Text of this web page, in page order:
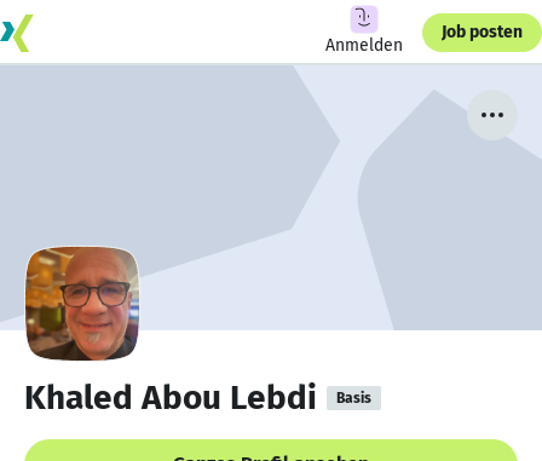
Anmelden
Job posten
Khaled Abou Lebdi Basis